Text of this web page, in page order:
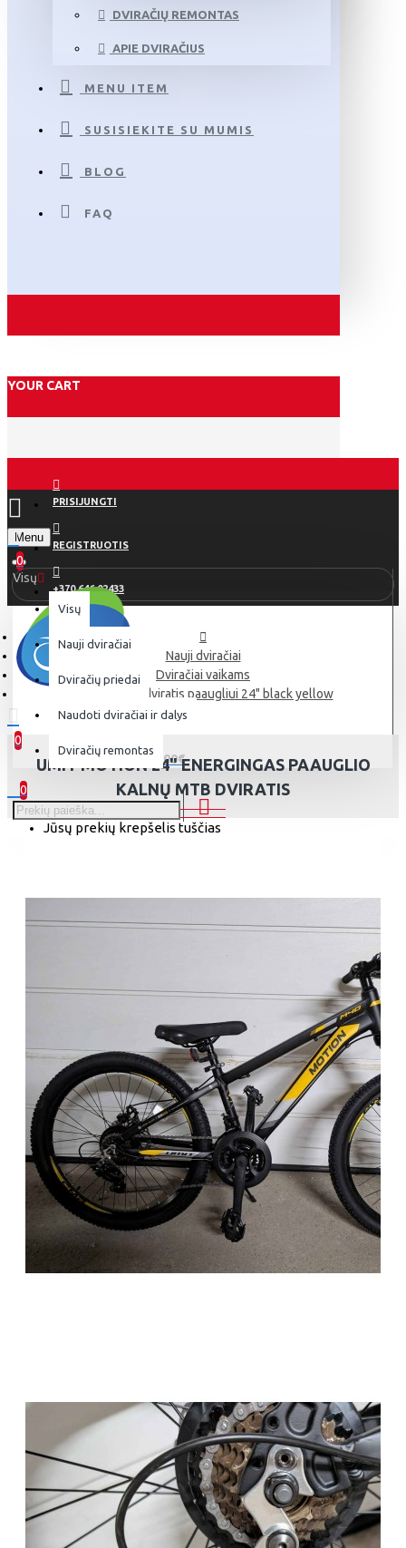
DVIRAČIŲ REMONTAS
APIE DVIRAČIUS
MENU ITEM
SUSISIEKITE SU MUMIS
BLOG
FAQ
YOUR CART
PRISIJUNGTI
REGISTRUOTIS
+370 646 02433
Menu
0
0
0 prekė(s) - 0.00€
0
Jūsų prekių krepšelis tuščias
Visų
Visų
Nauji dviračiai
Dviračių priedai
Naudoti dviračiai ir dalys
Dviračių remontas
Nauji dviračiai
Dviračiai vaikams
Umit Motion dviratis paaugliui 24" black yellow
UMIT MOTION 24" ENERGINGAS PAAUGLIO
KALNŲ MTB DVIRATIS